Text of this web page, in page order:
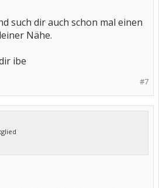
such dir auch schon mal einen
Nähe.
ibe
#7